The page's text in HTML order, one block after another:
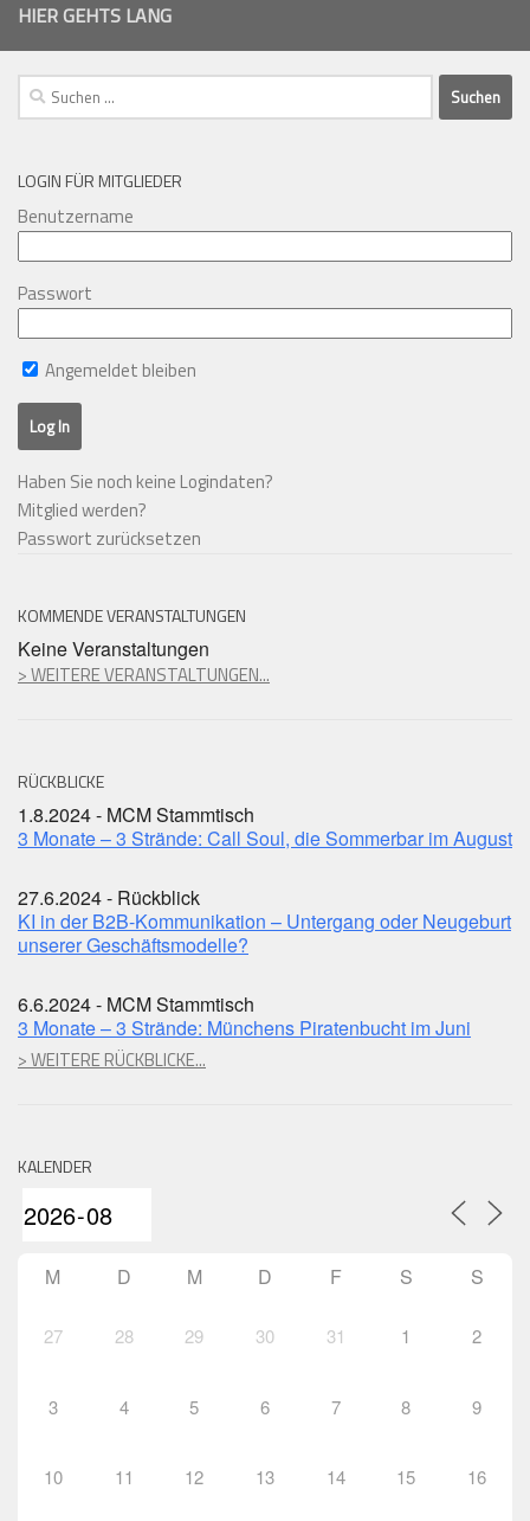
HIER GEHTS LANG
Suchen
nach:
LOGIN FÜR MITGLIEDER
Benutzername
Passwort
Angemeldet bleiben
Haben Sie noch keine Logindaten?
Mitglied werden?
Passwort zurücksetzen
KOMMENDE VERANSTALTUNGEN
Keine Veranstaltungen
> WEITERE VERANSTALTUNGEN...
RÜCKBLICKE
1.8.2024 - MCM Stammtisch
3 Monate – 3 Strände: Call Soul, die Sommerbar im August
27.6.2024 - Rückblick
KI in der B2B-Kommunikation – Untergang oder Neugeburt
unserer Geschäftsmodelle?
6.6.2024 - MCM Stammtisch
3 Monate – 3 Strände: Münchens Piratenbucht im Juni
> WEITERE RÜCKBLICKE...
KALENDER
M D M D F S S
27 28 29 30 31 1 2
3 4 5 6 7 8 9
10 11 12 13 14 15 16